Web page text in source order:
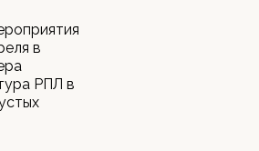
в
РПЛ в